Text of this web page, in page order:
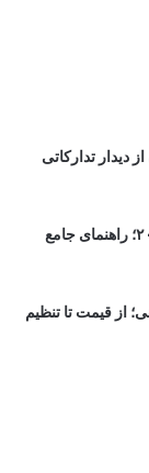
دیدار تدارکاتی
معیارهای طلایی انتخاب بروکر فارکس در سال ۲۰۲۶؛ راهنمای جامع
از قیمت تا تنظیم